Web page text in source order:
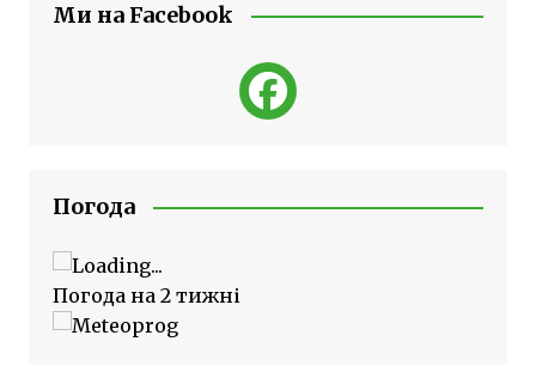
Ми на Facebook
Погода
Погода на 2 тижні